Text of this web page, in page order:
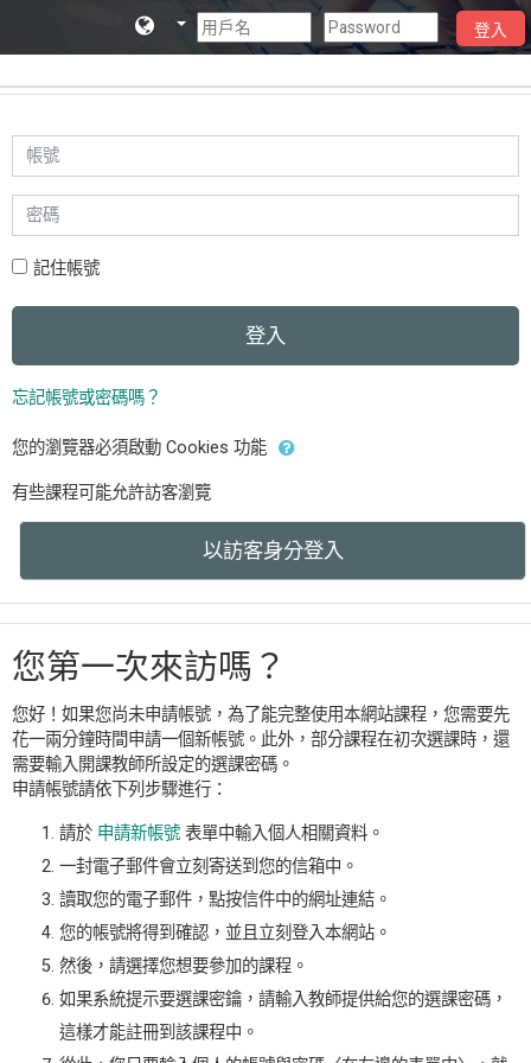
跳到主要內容
登入
直接跳到建立新帳號
帳號
密碼
記住帳號
登入
忘記帳號或密碼嗎？
您的瀏覽器必須啟動 Cookies 功能
有些課程可能允許訪客瀏覽
以訪客身分登入
您第一次來訪嗎？
您好！如果您尚未申請帳號，為了能完整使用本網站課程，您需要先
花一兩分鐘時間申請一個新帳號。此外，部分課程在初次選課時，還
需要輸入開課教師所設定的選課密碼。
申請帳號請依下列步驟進行：
請於 申請新帳號 表單中輸入個人相關資料。
一封電子郵件會立刻寄送到您的信箱中。
讀取您的電子郵件，點按信件中的網址連結。
您的帳號將得到確認，並且立刻登入本網站。
然後，請選擇您想要參加的課程。
如果系統提示要選課密鑰，請輸入教師提供給您的選課密碼，
這樣才能註冊到該課程中。